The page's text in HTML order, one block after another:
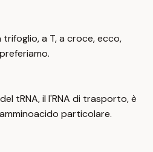
a T, a croce, ecco,
tRNA, il l'RNA di trasporto, è
particolare.